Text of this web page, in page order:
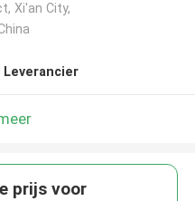
Xi'an City,
prijs voor